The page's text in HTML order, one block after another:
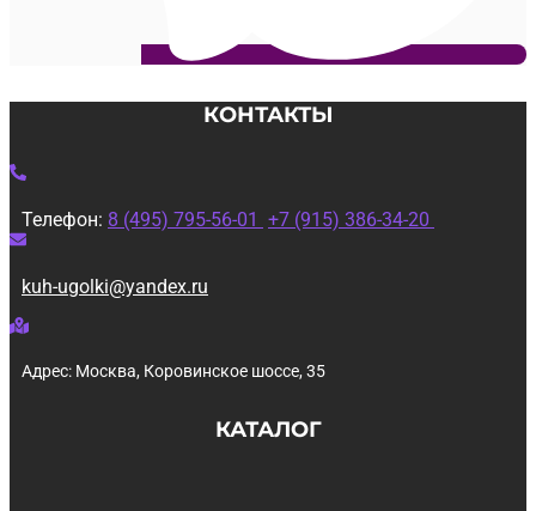
КОНТАКТЫ
Телефон: 8 (495) 795-56-01 +7 (915) 386-34-20
kuh-ugolki@yandex.ru
Адрес: Москва, Коровинское шоссе, 35
КАТАЛОГ